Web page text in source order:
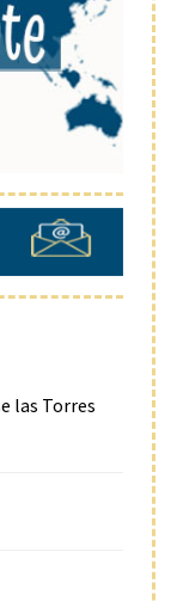
las Torres